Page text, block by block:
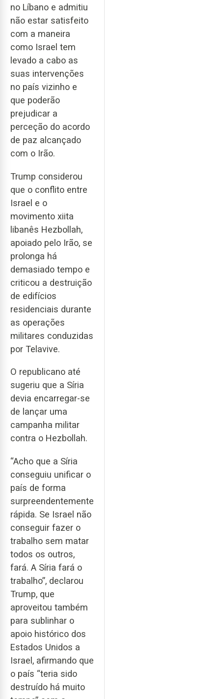
no Líbano e admitiu
não estar satisfeito
com a maneira
como Israel tem
levado a cabo as
suas intervenções
no país vizinho e
que poderão
prejudicar a
perceção do acordo
de paz alcançado
com o Irão.
Trump considerou
que o conflito entre
Israel e o
movimento xiita
libanês Hezbollah,
apoiado pelo Irão, se
prolonga há
demasiado tempo e
criticou a destruição
de edifícios
residenciais durante
as operações
militares conduzidas
por Telavive.
O republicano até
sugeriu que a Síria
devia encarregar-se
de lançar uma
campanha militar
contra o Hezbollah.
“Acho que a Síria
conseguiu unificar o
país de forma
surpreendentemente
rápida. Se Israel não
conseguir fazer o
trabalho sem matar
todos os outros,
fará. A Síria fará o
trabalho”, declarou
Trump, que
aproveitou também
para sublinhar o
apoio histórico dos
Estados Unidos a
Israel, afirmando que
o país “teria sido
destruído há muito